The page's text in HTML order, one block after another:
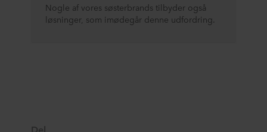
Nogle af vores søsterbrands tilbyder også
løsninger, som imødegår denne udfordring.
Del